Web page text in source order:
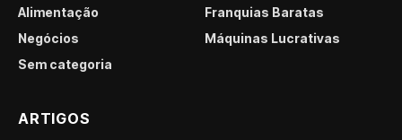
Alimentação
Franquias Baratas
Negócios
Máquinas Lucrativas
Sem categoria
ARTIGOS